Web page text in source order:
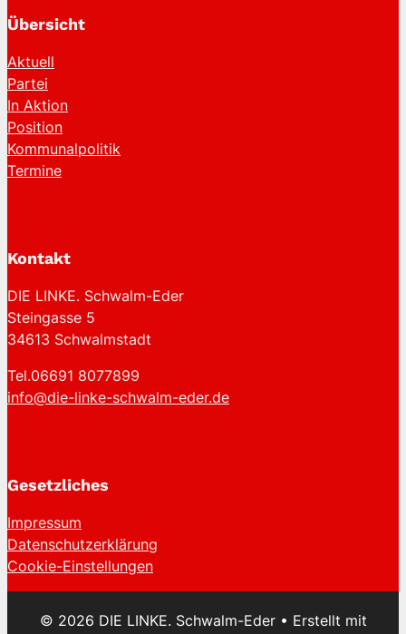
Übersicht
Aktuell
Partei
In Aktion
Position
Kommunalpolitik
Termine
Kontakt
DIE LINKE. Schwalm-Eder
Steingasse 5
34613 Schwalmstadt
Tel.06691 8077899
info@die-linke-schwalm-eder.de
Gesetzliches
Impressum
Datenschutzerklärung
Cookie-Einstellungen
© 2026 DIE LINKE. Schwalm-Eder• Erstellt mit